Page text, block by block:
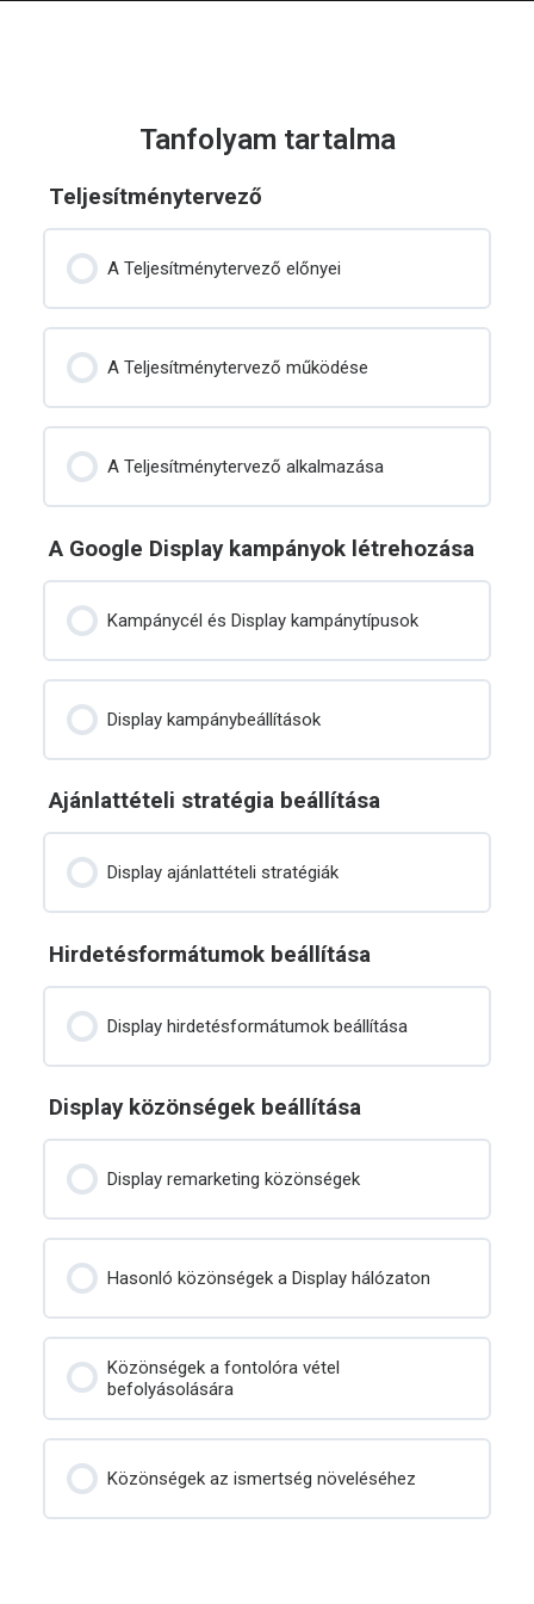
Tanfolyam tartalma
Teljesítménytervező
A Teljesítménytervező előnyei
A Teljesítménytervező működése
A Teljesítménytervező alkalmazása
A Google Display kampányok létrehozása
Kampánycél és Display kampánytípusok
Display kampánybeállítások
Ajánlattételi stratégia beállítása
Display ajánlattételi stratégiák
Hirdetésformátumok beállítása
Display hirdetésformátumok beállítása
Display közönségek beállítása
Display remarketing közönségek
Hasonló közönségek a Display hálózaton
Közönségek a fontolóra vétel
befolyásolására
Közönségek az ismertség növeléséhez